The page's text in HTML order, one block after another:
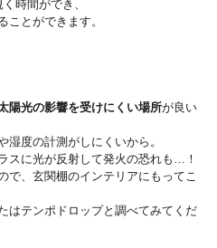
時間ができ、
ことができます。
陽光の影響を受けにくい場所が良い
湿度の計測がしにくいから。
スに光が反射して発火の恐れも…！
で、玄関棚のインテリアにもってこ
はテンポドロップと調べてみてくだ